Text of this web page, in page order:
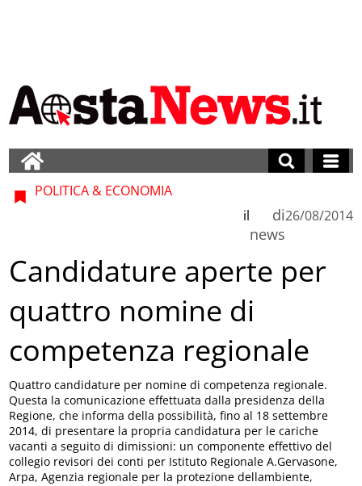
POLITICA & ECONOMIA
di
news
il 26/08/2014
Candidature aperte per
quattro nomine di
competenza regionale
Quattro candidature per nomine di competenza regionale.
Questa la comunicazione effettuata dalla presidenza della
Regione, che informa della possibilità, fino al 18 settembre
2014, di presentare la propria candidatura per le cariche
vacanti a seguito di dimissioni: un componente effettivo del
collegio revisori dei conti per Istituto Regionale A.Gervasone,
Arpa, Agenzia regionale per la protezione dellambiente,